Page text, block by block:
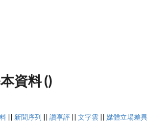
資料 ()
|| 新聞序列 || 讚享評 || 文字雲 || 媒體立場差異